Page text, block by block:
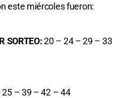
este miércoles fueron:
SORTEO:20 – 24 – 29 – 33
– 39 – 42 – 44